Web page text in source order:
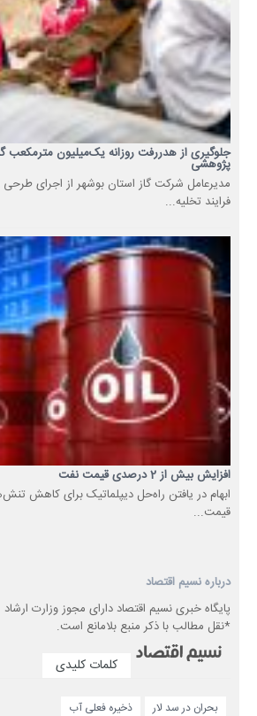
جلوگیری از هدررفت روزانه یک‌میلیون مترمکعب
پژوهشی
مدیرعامل شرکت گاز استان بوشهر از اجرای
فرایند تخلیه...
افزایش بیش از 2 درصدی قیمت نفت
ابهام در یافتن راه‌حل‌ دیپلماتیک برای کاهش
قیمت...
درباره نسیم اقتصاد
پایگاه خبری نسیم اقتصاد دارای مجوز وزارت ارشاد
*نقل مطالب با ذکر منبع بلامانع است.
کلمات کلیدی
بحران در سد لار ذخیره فعلی آب